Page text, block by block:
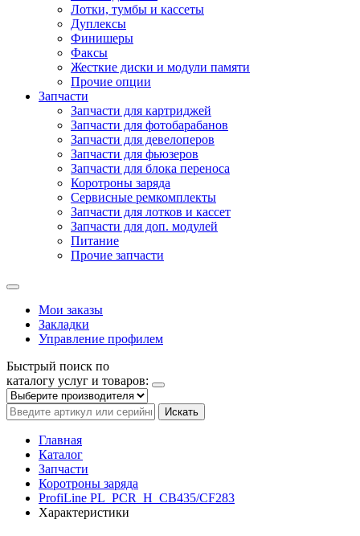
Лотки, тумбы и кассеты
Дуплексы
Финишеры
Факсы
Жесткие диски и модули памяти
Прочие опции
Запчасти
Запчасти для картриджей
Запчасти для фотобарабанов
Запчасти для девелоперов
Запчасти для фьюзеров
Запчасти для блока переноса
Коротроны заряда
Сервисные ремкомплекты
Запчасти для лотков и кассет
Запчасти для доп. модулей
Питание
Прочие запчасти
Мои заказы
Закладки
Управление профилем
Быстрый поиск по
каталогу услуг и товаров:
Искать
Главная
Каталог
Запчасти
Коротроны заряда
ProfiLine PL_PCR_H_CB435/CF283
Характеристики